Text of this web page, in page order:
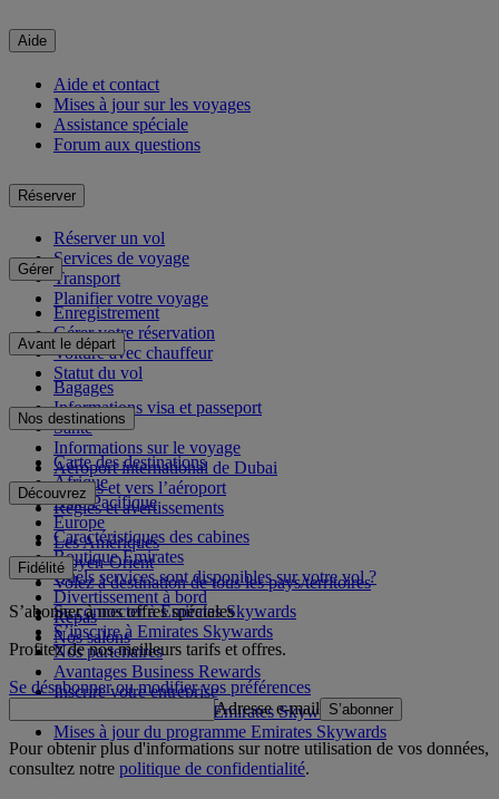
Aide
Aide et contact
Mises à jour sur les voyages
Assistance spéciale
Forum aux questions
Réserver
Réserver un vol
Services de voyage
Transport
Planifier votre voyage
Gérer
Enregistrement
Gérer votre réservation
Voiture avec chauffeur
Statut du vol
Avant le départ
Bagages
Informations visa et passeport
Santé
Informations sur le voyage
Aéroport international de Dubai
Depuis et vers l’aéroport
Règles et avertissements
Nos destinations
Carte des destinations
Afrique
Asie-Pacifique
Europe
Les Amériques
Moyen-Orient
Volez à destination de tous les pays/territoires
Découvrez
Caractéristiques des cabines
Boutique Emirates
Quels services sont disponibles sur votre vol ?
Divertissement à bord
Repas
Nos salons
Fidélité
Se connecter à Emirates Skywards
S’inscrire à Emirates Skywards
Nos partenaires
Avantages Business Rewards
Inscrire votre entreprise
Règles du programme Emirates Skywards
Mises à jour du programme Emirates Skywards
S’abonner à nos offres spéciales
Profitez de nos meilleurs tarifs et offres.
Se désabonner ou modifier vos préférences
Adresse e-mail S’abonner
Pour obtenir plus d'informations sur notre utilisation de vos données,
consultez notre politique de confidentialité.